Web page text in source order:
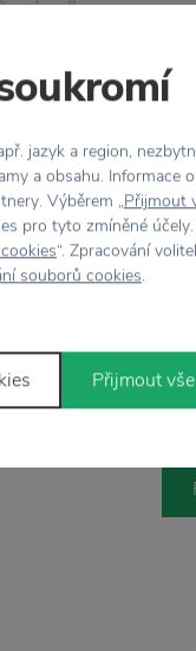
pozornost
Dětský
jazyk a region,
a obsahu. Informace
Výběrem „Přijmout
pro tyto zmíněné
“. Zpracování
souborů cookies.
Přijmout vše